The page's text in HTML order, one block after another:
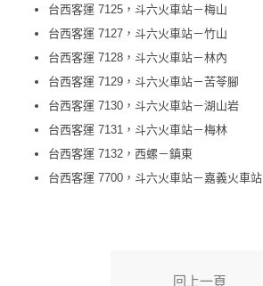
台西客運 7125，斗六火車站－梅山
台西客運 7127，斗六火車站－竹山
台西客運 7128，斗六火車站－林內
台西客運 7129，斗六火車站－苦苓腳
台西客運 7130，斗六火車站－湖山岩
台西客運 7131，斗六火車站－梅林
台西客運 7132，西螺－鎮東
台西客運 7700，斗六火車站－嘉義火車站
回上一頁